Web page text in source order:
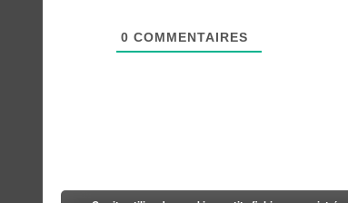
0 COMMENTAIRES